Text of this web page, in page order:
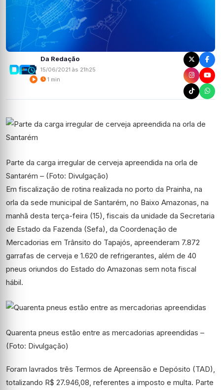
Da Redação
15/06/2021 às 21h25
1 min
Parte da carga irregular de cerveja apreendida na orla de
Santarém – (Foto: Divulgação)
Em fiscalização de rotina realizada no porto da Prainha, na
orla da sede municipal de Santarém, no Baixo Amazonas, na
manhã desta terça-feira (15), fiscais da unidade da Secretaria
de Estado da Fazenda (Sefa), da Coordenação de
Mercadorias em Trânsito do Tapajós, apreenderam 7.872
garrafas de cerveja e 1.620 de refrigerantes, além de 40
pneus oriundos do Estado do Amazonas sem nota fiscal
hábil.
Quarenta pneus estão entre as mercadorias apreendidas –
(Foto: Divulgação)
Foram lavrados três Termos de Apreensão e Depósito (TAD),
totalizando R$ 27.946,08, referentes a imposto e multa. Parte